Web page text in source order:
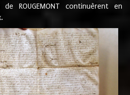
ROUGEMONT continuèrent en